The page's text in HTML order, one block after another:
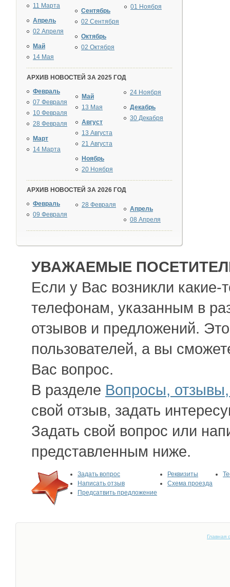
11 Марта
Апрель
02 Апреля
Май
14 Мая
Сентябрь
02 Сентября
Октябрь
02 Октября
01 Ноября
АРХИВ НОВОСТЕЙ ЗА 2025 ГОД
Февраль
07 Февраля
10 Февраля
28 Февраля
Март
14 Марта
Май
13 Мая
Август
13 Августа
21 Августа
Ноябрь
20 Ноября
24 Ноября
Декабрь
30 Декабря
АРХИВ НОВОСТЕЙ ЗА 2026 ГОД
Февраль
09 Февраля
28 Февраля
Апрель
08 Апреля
УВАЖАЕМЫЕ
Если у Вас возникли
телефонам, указанным в
отзывов и предложений.
пользователей, а вы
Вас вопрос.
В разделе Вопросы,
свой отзыв, задать
Задать свой вопрос или
представленным ниже.
Задать вопрос
Написать отзыв
Предсатвить предложение
Реквизиты
Схема проезда
Главная